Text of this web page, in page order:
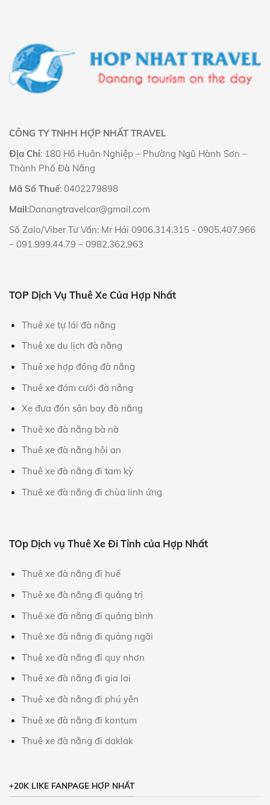
CÔNG TY TNHH HỢP NHẤT TRAVEL
Địa Chỉ: 180 Hồ Huân Nghiệp – Phường Ngũ Hành Sơn –
Thành Phố Đà Nẵng
Mã Số Thuế: 0402279898
Mail:Danangtravelcar@gmail.com
Số Zalo/Viber Tư Vấn: Mr Hải 0906.314.315 - 0905.407.966
– 091.999.44.79 – 0982.362.963
TOP Dịch Vụ Thuê Xe Của Hợp Nhất
Thuê xe tự lái đà nẵng
Thuê xe du lịch đà nẵng
Thuê xe hợp đồng đà nẵng
Thuê xe đám cưới đà nẵng
Xe đưa đón sân bay đà nẵng
Thuê xe đà nẵng bà nà
Thuê xe đà nẵng hội an
Thuê xe đà nẵng đi tam kỳ
Thuê xe đà nẵng đi chùa linh ứng
TOp Dịch vụ Thuê Xe Đi Tỉnh của Hợp Nhất
Thuê xe đà nẵng đi huế
Thuê xe đà nẵng đi quảng trị
Thuê xe đà nẵng đi quảng bình
Thuê xe đà nẵng đi quảng ngãi
Thuê xe đà nẵng đi quy nhơn
Thuê xe đà nẵng đi gia lai
Thuê xe đà nẵng đi phú yên
Thuê xe đà nẵng đi kontum
Thuê xe đà nẵng đi daklak
+20K LIKE FANPAGE HỢP NHẤT